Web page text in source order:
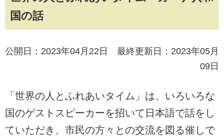
国の話
公開日：2023年04月22日 最終更新日：2023年05月
09日
「世界の人とふれあいタイム」は、いろいろな
国のゲストスピーカーを招いて日本語で話をし
ていただき、市民の方々との交流を図る催しで